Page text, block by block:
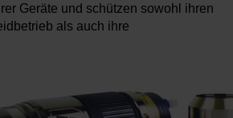
Geräte und schützen sowohl ihren
als auch ihre